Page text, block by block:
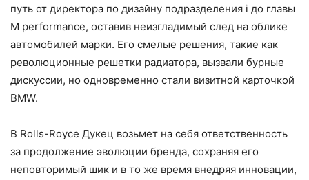
путь от директора по дизайну подразделения i до главы
M performance, оставив неизгладимый след на облике
автомобилей марки. Его смелые решения, такие как
революционные решетки радиатора, вызвали бурные
дискуссии, но одновременно стали визитной карточкой
BMW.
В Rolls-Royce Дукец возьмет на себя ответственность
за продолжение эволюции бренда, сохраняя его
неповторимый шик и в то же время внедряя инновации,